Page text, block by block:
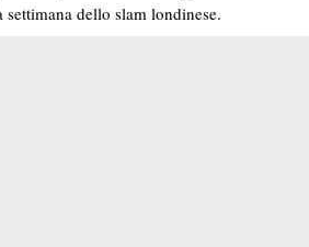
settimana dello slam londinese.